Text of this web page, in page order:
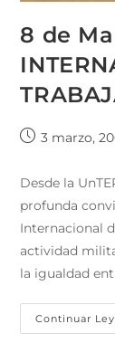
8 de
3 marzo,
Desde la
profunda
Internacional
actividad
la igualdad
Continuar